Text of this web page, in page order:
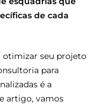
de cada
otimizar seu projeto
para
é a
artigo, vamos